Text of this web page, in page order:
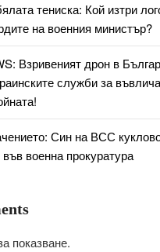
тениска: Кой изтри
на военния министър?
Взривеният дрон в
служби за
Син на ВСС
военна прокуратура
показване.